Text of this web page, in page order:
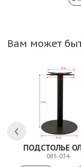
Вам может
ПОДСТОЛЬЕ
085-034